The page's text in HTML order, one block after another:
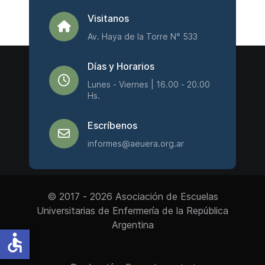
Visitanos
Av. Haya de la Torre N° 533
Días y Horarios
Lunes - Viernes | 16.00 - 20.00
Hs.
Escríbenos
informes@aeuera.org.ar
© 2017 - 2026 Asociación de Escuelas
Universitarias de Enfermería de la República
Argentina
accessible